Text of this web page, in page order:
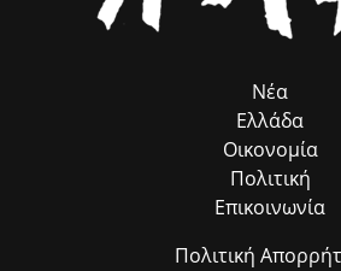
Ανδριοπούλου, καθώς και τον άμισθο
Ρομά κ. Νίκο Μπατζαλή, για την ακριβή
η ομαδική δουλειά φέρνει απτά Νέα
Ελλάδα
Οικονομία
Πολιτική
Επικοινωνία
Πολιτική